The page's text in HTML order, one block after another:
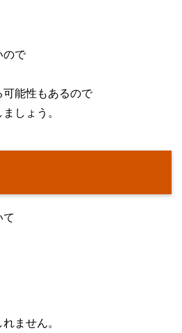
ので
能性もあるので
しょう。
て
ません。